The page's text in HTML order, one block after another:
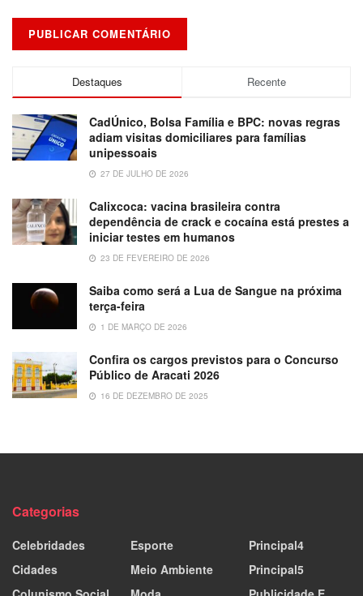
Destaques Recente
CadÚnico, Bolsa Família e BPC: novas regras
adiam visitas domiciliares para famílias
unipessoais
27 DE JULHO DE 2026
Calixcoca: vacina brasileira contra
dependência de crack e cocaína está prestes a
iniciar testes em humanos
23 DE FEVEREIRO DE 2026
Saiba como será a Lua de Sangue na próxima
terça-feira
1 DE MARÇO DE 2026
Confira os cargos previstos para o Concurso
Público de Aracati 2026
16 DE DEZEMBRO DE 2025
Categorias
Celebridades
Cidades
Esporte
Meio Ambiente
Principal4
Principal5